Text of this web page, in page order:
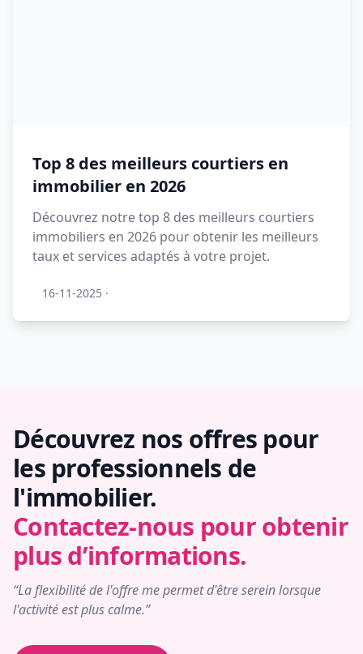
Top 8 des meilleurs courtiers en
immobilier en 2026
Découvrez notre top 8 des meilleurs courtiers
immobiliers en 2026 pour obtenir les meilleurs
taux et services adaptés à votre projet.
16-11-2025 ·
Découvrez nos offres pour
les professionnels de
l'immobilier.
Contactez-nous pour obtenir
plus d’informations.
“La flexibilité de l'offre me permet d'être serein lorsque
l'activité est plus calme.”